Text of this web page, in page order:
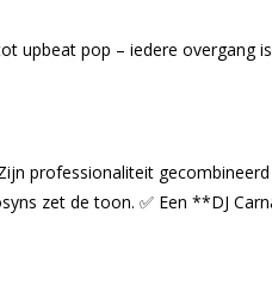
upbeat pop – iedere overgang
professionaliteit
zet de toon. ✅ Een **DJ